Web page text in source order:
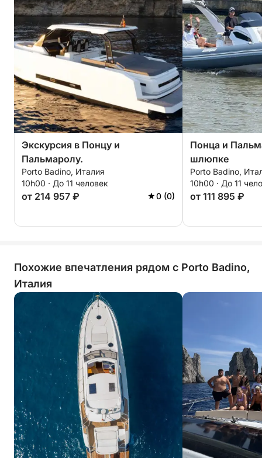
Экскурсия в Понцу и
Пальмаролу.
Porto Badino, Италия
10h00 · До 11 человек
от 214 957 ₽ 0 (0)
Понца и
шлюпке
Porto Badino,
10h00 · До 11
от 111 895 ₽
Похожие впечатления рядом с Porto Badino,
Италия